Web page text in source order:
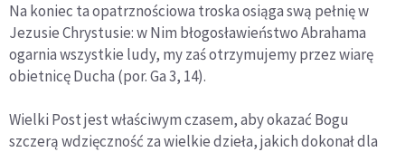
Na koniec ta opatrznościowa troska osiąga swą pełnię w
Jezusie Chrystusie: w Nim błogosławieństwo Abrahama
ogarnia wszystkie ludy, my zaś otrzymujemy przez wiarę
obietnicę Ducha (por. Ga 3, 14).
Wielki Post jest właściwym czasem, aby okazać Bogu
szczerą wdzięczność za wielkie dzieła, jakich dokonał dla